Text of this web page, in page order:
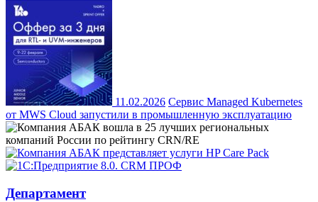
11.02.2026 Сервис Managed Kubernetes
от MWS Cloud запустили в промышленную эксплуатацию
Департамент